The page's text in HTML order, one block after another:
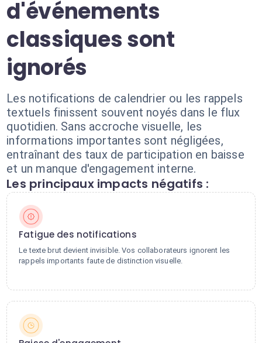
d'événements
classiques sont
ignorés
Les notifications de calendrier ou les rappels
textuels finissent souvent noyés dans le flux
quotidien. Sans accroche visuelle, les
informations importantes sont négligées,
entraînant des taux de participation en baisse
et un manque d'engagement interne.
Les principaux impacts négatifs :
Fatigue des notifications
Le texte brut devient invisible. Vos collaborateurs ignorent les
rappels importants faute de distinction visuelle.